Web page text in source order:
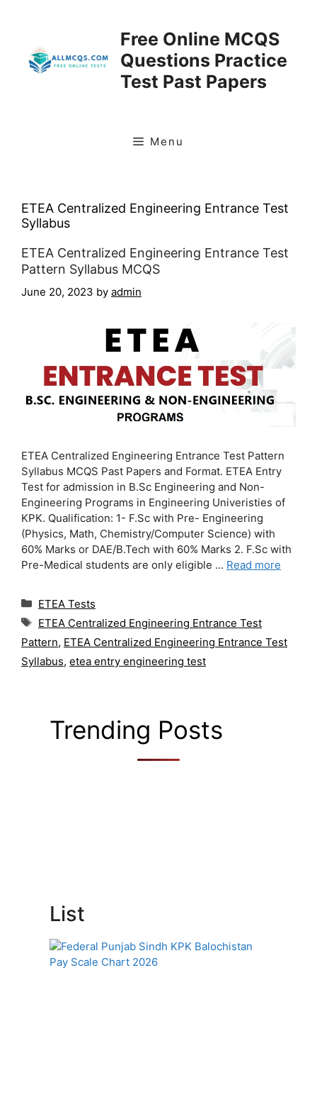
Free Online MCQS
Questions Practice
Test Past Papers
Menu
ETEA Centralized Engineering Entrance Test
Syllabus
ETEA Centralized Engineering Entrance Test
Pattern Syllabus MCQS
June 20, 2023 by admin
ETEA Centralized Engineering Entrance Test Pattern
Syllabus MCQS Past Papers and Format. ETEA Entry
Test for admission in B.Sc Engineering and Non-
Engineering Programs in Engineering Univeristies of
KPK. Qualification: 1- F.Sc with Pre- Engineering
(Physics, Math, Chemistry/Computer Science) with
60% Marks or DAE/B.Tech with 60% Marks 2. F.Sc with
Pre-Medical students are only eligible … Read more
Categories
ETEA Tests
Tags
ETEA Centralized Engineering Entrance Test
Pattern, ETEA Centralized Engineering Entrance Test
Syllabus, etea entry engineering test
Trending Posts
List